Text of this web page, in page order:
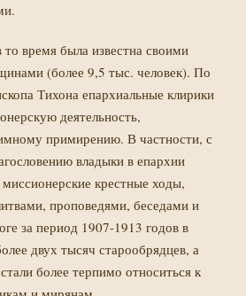
то время была известна своими
(более 9,5 тыс. человек). По
Тихона епархиальные клирики
деятельность,
примирению. В частности, с
владыки в епархии
крестные ходы,
проповедями, беседами и
за период 1907-1913 годов в
двух тысяч старообрядцев, а
более терпимо относиться к